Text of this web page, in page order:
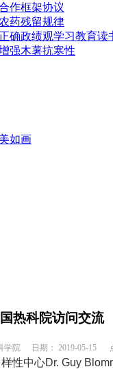
作框架协议
药残留规律
确政绩观学习教育
强木薯抗寒性
如画
热科院访问交流
学院 日期： 2019-05-15
中心Dr. Guy